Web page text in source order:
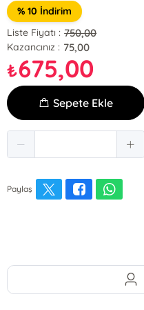
% 10 İndirim
Liste Fiyatı : 750,00
Kazancınız : 75,00
₺675,00
Sepete Ekle
Paylaş